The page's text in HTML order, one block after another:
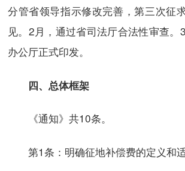
分管省领导指示修改完善，第三次征
见。2月，通过省司法厅合法性审查
办公厅正式印发。
四、总体框架
《通知》共10条。
第1条：明确征地补偿费的定义和适